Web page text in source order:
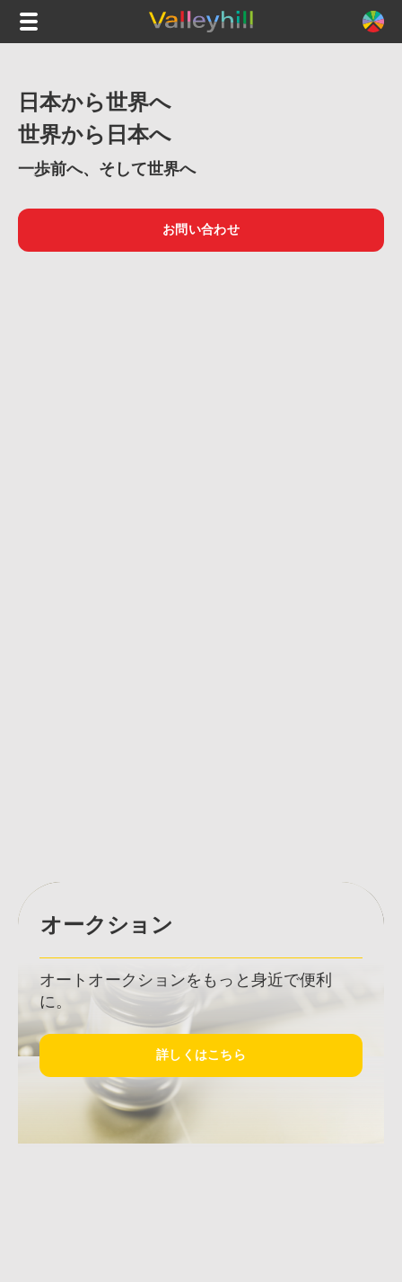
日本から世界へ
世界から日本へ
一歩前へ、そして世界へ
お問い合わせ
オークション
オートオークションをもっと身近で便利
に。
詳しくはこちら